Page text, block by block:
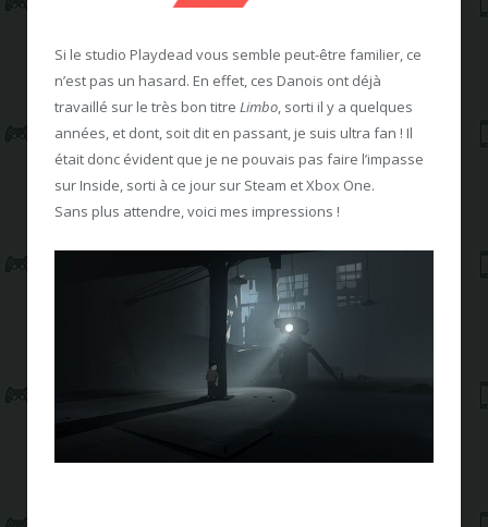
Si le studio Playdead vous semble peut-être familier, ce
n’est pas un hasard. En effet, ces Danois ont déjà
travaillé sur le très bon titre Limbo, sorti il y a quelques
années, et dont, soit dit en passant, je suis ultra fan ! Il
était donc évident que je ne pouvais pas faire l’impasse
sur Inside, sorti à ce jour sur Steam et Xbox One.
Sans plus attendre, voici mes impressions !